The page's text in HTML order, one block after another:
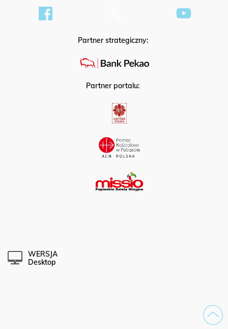
Partner strategiczny:
Partner portalu:
WERSJA
Desktop